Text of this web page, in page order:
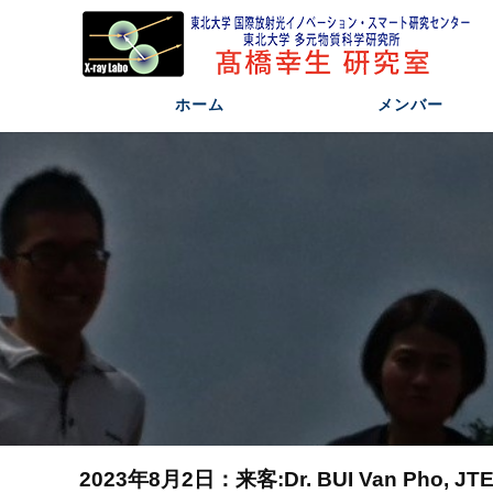
ホーム メンバー
2023年8月2日：来客:Dr. BUI Van Pho,